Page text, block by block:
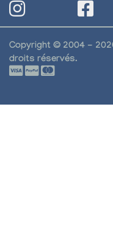
Copyright © 2004 -
droits réservés.